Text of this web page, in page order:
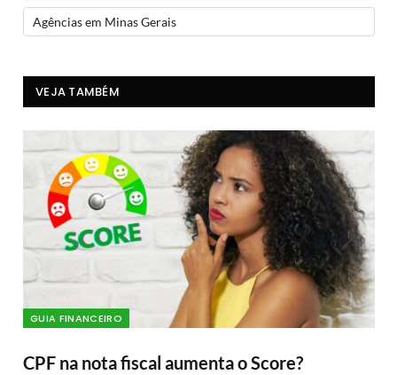
Agências em Minas Gerais
VEJA TAMBÉM
GUIA FINANCEIRO
CPF na nota fiscal aumenta o Score?